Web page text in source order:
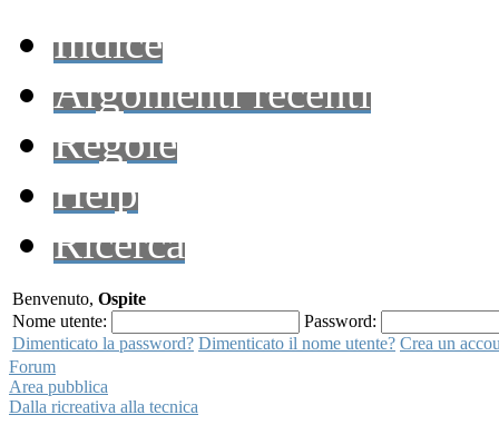
Indice
Argomenti recenti
Regole
Help
Ricerca
Benvenuto, Ospite
Nome utente:
Password:
Dimenticato la password? Dimenticato il nome utente? Crea un
Forum
Area pubblica
Dalla ricreativa alla tecnica